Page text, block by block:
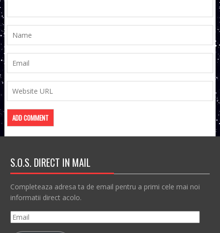
S.O.S. DIRECT IN MAIL
Completeaza adresa ta de email pentru a primi cele mai noi
informatii direct acolo.
Email